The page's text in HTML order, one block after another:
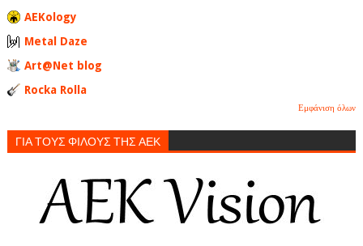
AEKology
Metal Daze
Art@Net blog
Rocka Rolla
Εμφάνιση όλων
ΓΙΑ ΤΟΥΣ ΦΙΛΟΥΣ ΤΗΣ ΑΕΚ